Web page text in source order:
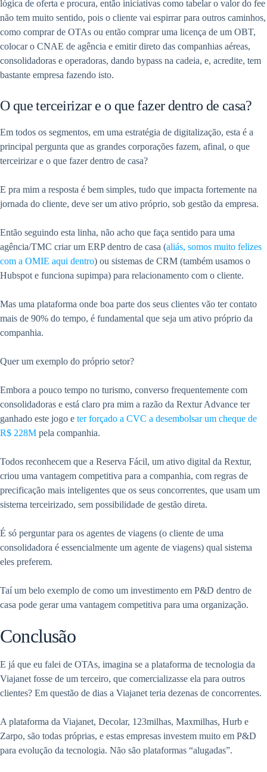
lógica de oferta e procura, então iniciativas como tabelar o valor do fee
não tem muito sentido, pois o cliente vai espirrar para outros caminhos,
como comprar de OTAs ou então comprar uma licença de um OBT,
colocar o CNAE de agência e emitir direto das companhias aéreas,
consolidadoras e operadoras, dando bypass na cadeia, e, acredite, tem
bastante empresa fazendo isto.
O que terceirizar e o que fazer dentro de casa?
Em todos os segmentos, em uma estratégia de digitalização, esta é a
principal pergunta que as grandes corporações fazem, afinal, o que
terceirizar e o que fazer dentro de casa?
E pra mim a resposta é bem simples, tudo que impacta fortemente na
jornada do cliente, deve ser um ativo próprio, sob gestão da empresa.
Então seguindo esta linha, não acho que faça sentido para uma
agência/TMC criar um ERP dentro de casa (aliás, somos muito felizes
com a OMIE aqui dentro) ou sistemas de CRM (também usamos o
Hubspot e funciona supimpa) para relacionamento com o cliente.
Mas uma plataforma onde boa parte dos seus clientes vão ter contato
mais de 90% do tempo, é fundamental que seja um ativo próprio da
companhia.
Quer um exemplo do próprio setor?
Embora a pouco tempo no turismo, converso frequentemente com
consolidadoras e está claro pra mim a razão da Rextur Advance ter
ganhado este jogo e ter forçado a CVC a desembolsar um cheque de
R$ 228M pela companhia.
Todos reconhecem que a Reserva Fácil, um ativo digital da Rextur,
criou uma vantagem competitiva para a companhia, com regras de
precificação mais inteligentes que os seus concorrentes, que usam um
sistema terceirizado, sem possibilidade de gestão direta.
É só perguntar para os agentes de viagens (o cliente de uma
consolidadora é essencialmente um agente de viagens) qual sistema
eles preferem.
Taí um belo exemplo de como um investimento em P&D dentro de
casa pode gerar uma vantagem competitiva para uma organização.
Conclusão
E já que eu falei de OTAs, imagina se a plataforma de tecnologia da
Viajanet fosse de um terceiro, que comercializasse ela para outros
clientes? Em questão de dias a Viajanet teria dezenas de concorrentes.
A plataforma da Viajanet, Decolar, 123milhas, Maxmilhas, Hurb e
Zarpo, são todas próprias, e estas empresas investem muito em P&D
para evolução da tecnologia. Não são plataformas “alugadas”.